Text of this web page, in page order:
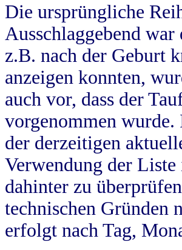
Die ursprüngliche
Ausschlaggebend
z.B. nach der Geburt
anzeigen konnten,
auch vor, dass der
vorgenommen
der derzeitigen
Verwendung der
dahinter zu
technischen Gründen
erfolgt nach Tag,